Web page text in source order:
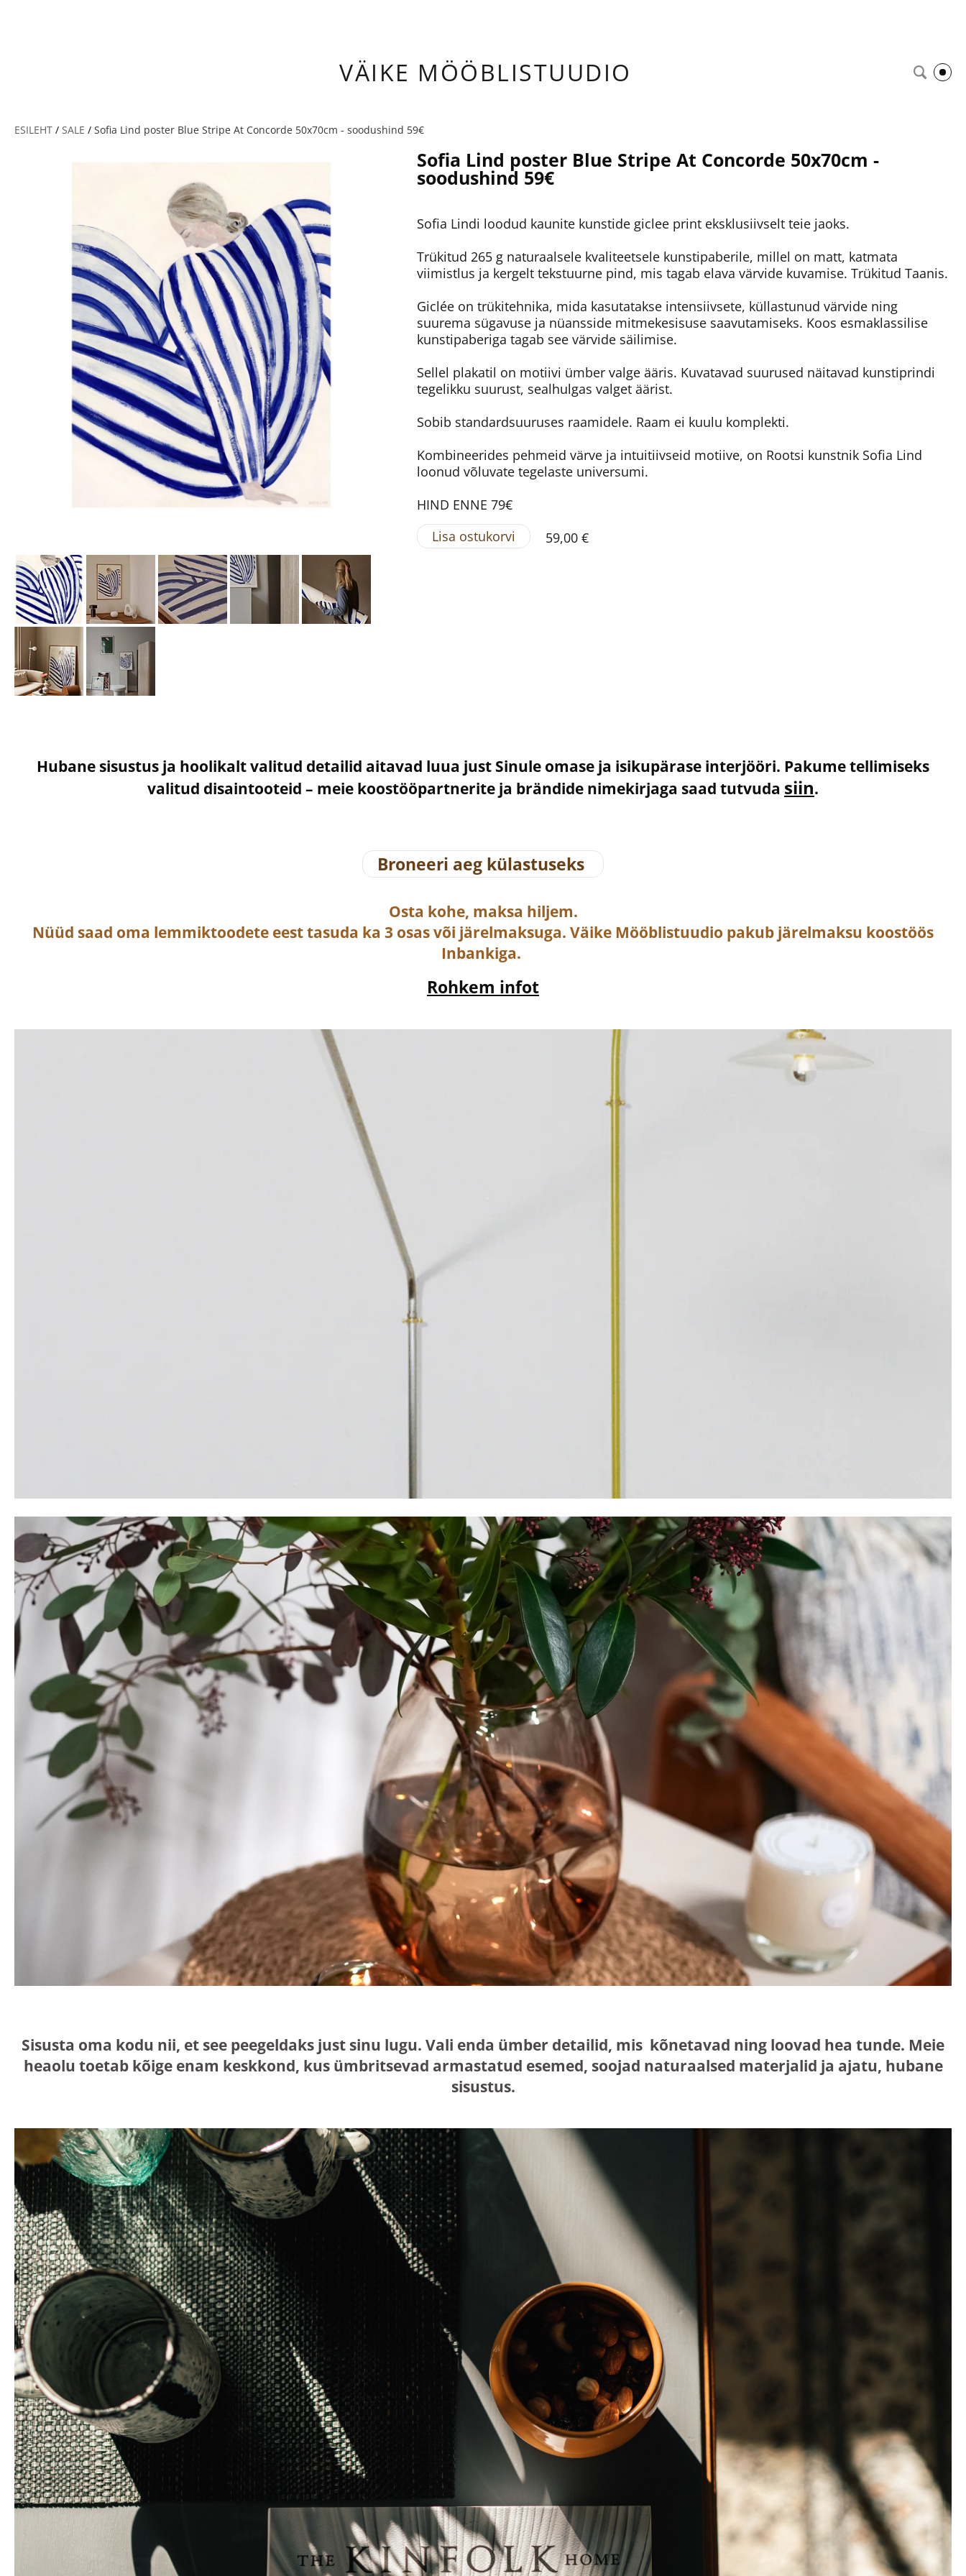
VÄIKE MÖÖBLISTUUDIO
ESILEHT / SALE / Sofia Lind poster Blue Stripe At Concorde 50x70cm - soodushind 59€
Sofia Lind poster Blue Stripe At Concorde 50x70cm -
soodushind 59€
Sofia Lindi loodud kaunite kunstide giclee print eksklusiivselt teie jaoks.
Trükitud 265 g naturaalsele kvaliteetsele kunstipaberile, millel on matt, katmata
viimistlus ja kergelt tekstuurne pind, mis tagab elava värvide kuvamise. Trükitud Taanis.
Giclée on trükitehnika, mida kasutatakse intensiivsete, küllastunud värvide ning
suurema sügavuse ja nüansside mitmekesisuse saavutamiseks. Koos esmaklassilise
kunstipaberiga tagab see värvide säilimise.
Sellel plakatil on motiivi ümber valge ääris. Kuvatavad suurused näitavad kunstiprindi
tegelikku suurust, sealhulgas valget äärist.
Sobib standardsuuruses raamidele. Raam ei kuulu komplekti.
Kombineerides pehmeid värve ja intuitiivseid motiive, on Rootsi kunstnik Sofia Lind
loonud võluvate tegelaste universumi.
HIND ENNE 79€
Lisa ostukorvi
59,00 €
Hubane sisustus ja hoolikalt valitud detailid aitavad luua just Sinule omase ja isikupärase interjööri. Pakume tellimiseks
valitud disaintooteid – meie koostööpartnerite ja brändide nimekirjaga saad tutvuda siin.
Broneeri aeg külastuseks
Osta kohe, maksa hiljem.
Nüüd saad oma lemmiktoodete eest tasuda ka 3 osas või järelmaksuga. Väike Mööblistuudio pakub järelmaksu koostöös
Inbankiga.
Rohkem infot
Sisusta oma kodu nii, et see peegeldaks just sinu lugu. Vali enda ümber detailid, mis kõnetavad ning loovad hea tunde. Meie
heaolu toetab kõige enam keskkond, kus ümbritsevad armastatud esemed, soojad naturaalsed materjalid ja ajatu, hubane
sisustus.